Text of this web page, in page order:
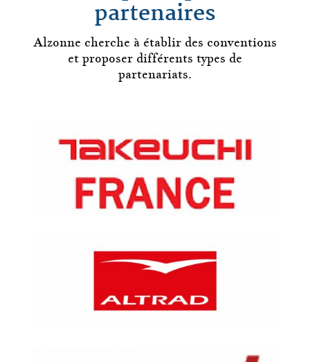
partenaires
Alzonne cherche à établir des conventions
et proposer différents types de
partenariats.